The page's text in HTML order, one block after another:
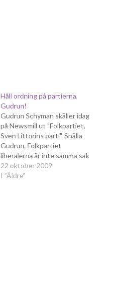
Håll ordning på partierna,
Gudrun!
Gudrun Schyman skäller idag
på Newsmill ut "Folkpartiet,
Sven Littorins parti". Snälla
Gudrun, Folkpartiet
liberalerna är inte samma sak
som Littorins Nya
moderater. Vi är dessutom
22 oktober 2009
I ”Äldre”